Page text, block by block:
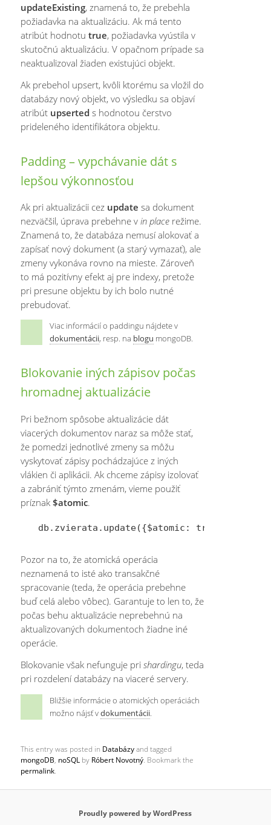
updateExisting, znamená to, že prebehla
požiadavka na aktualizáciu. Ak má tento
atribút hodnotutrue, požiadavka vyústila v
skutočnú aktualizáciu. V opačnom prípade sa
neaktualizoval žiaden existujúci objekt.
Ak prebehol upsert, kvôli ktorému sa vložil do
databázy nový objekt, vo výsledku sa objaví
atribút upserted s hodnotou čerstvo
prideleného identifikátora objektu.
Padding – vypchávanie dát s
lepšou výkonnosťou
Ak pri aktualizácii cez update sa dokument
nezväčšil, úprava prebehne vin place režime.
Znamená to, že databáza nemusí alokovať a
zapísať nový dokument (a starý vymazať), ale
zmeny vykonáva rovno na mieste. Zároveň
to má pozitívny efekt aj pre indexy, pretože
pri presune objektu by ich bolo nutné
prebudovať.
Viac informácií o paddingu nájdete v
dokumentácii, resp. na blogu mongoDB.
Blokovanie iných zápisov počas
hromadnej aktualizácie
Pri bežnom spôsobe aktualizácie dát
viacerých dokumentov naraz sa môže stať,
že pomedzi jednotlivé zmeny sa môžu
vyskytovať zápisy pochádzajúce z iných
vlákien či aplikácii. Ak chceme zápisy izolovať
a zabrániť týmto zmenám, vieme použiť
príznak$atomic.
Pozor na to, že atomická operácia
neznamená to isté ako transakčné
spracovanie (teda, že operácia prebehne
buď celá alebo vôbec). Garantuje to len to, že
počas behu aktualizácie neprebehnú na
aktualizovaných dokumentoch žiadne iné
operácie.
Blokovanie však nefunguje prishardingu, teda
pri rozdelení databázy na viaceré servery.
Bližšie informácie o atomických operáciách
možno nájsť vdokumentácii.
This entry was posted in Databázyand tagged
mongoDB, noSQL by Róbert Novotný. Bookmark the
permalink.
Proudly powered by WordPress